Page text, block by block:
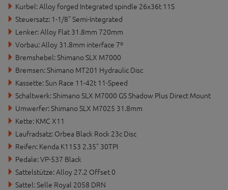
Kurbel: Alloy forged Integrated spindle 26x36t 11S
Steuersatz: 1-1/8" Semi-Integrated
Lenker: Alloy Flat 31.8mm 720mm
Vorbau: Alloy 31.8mm interface 7º
Bremshebel: Shimano SLX M7000
Bremsen: Shimano MT201 Hydraulic Disc
Kassette: Sun Race 11-42t 11-Speed
Schaltwerk: Shimano SLX M7000 GS Shadow Plus Direct Mount
Umwerfer: Shimano SLX M7025 31.8mm
Kette: KMC X11
Laufradsatz: Orbea Black Rock 23c Disc
Reifen: Kenda K1153 2.35" 30TPI
Pedale: VP-537 Black
Sattelstütze: Alloy 27.2 Offset 0
Sattel: Selle Royal 2058 DRN